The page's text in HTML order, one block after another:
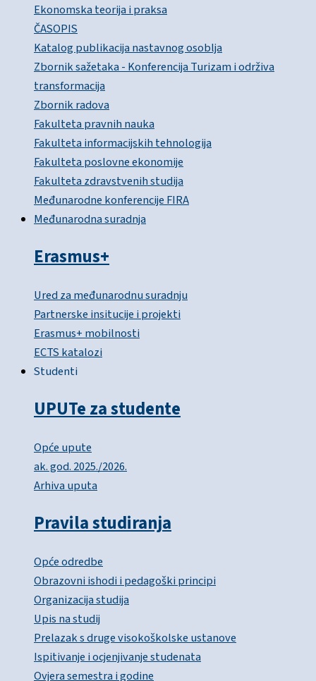
Ekonomska teorija i praksa
ČASOPIS
Katalog publikacija nastavnog osoblja
Zbornik sažetaka - Konferencija Turizam i održiva
transformacija
Zbornik radova
Fakulteta pravnih nauka
Fakulteta informacijskih tehnologija
Fakulteta poslovne ekonomije
Fakulteta zdravstvenih studija
Međunarodne konferencije FIRA
Međunarodna suradnja
Erasmus+
Ured za međunarodnu suradnju
Partnerske insitucije i projekti
Erasmus+ mobilnosti
ECTS katalozi
Studenti
UPUTe za studente
Opće upute
ak. god. 2025./2026.
Arhiva uputa
Pravila studiranja
Opće odredbe
Obrazovni ishodi i pedagoški principi
Organizacija studija
Upis na studij
Prelazak s druge visokoškolske ustanove
Ispitivanje i ocjenjivanje studenata
Ovjera semestra i godine